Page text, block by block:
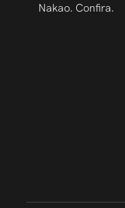
Nakao. Confira.